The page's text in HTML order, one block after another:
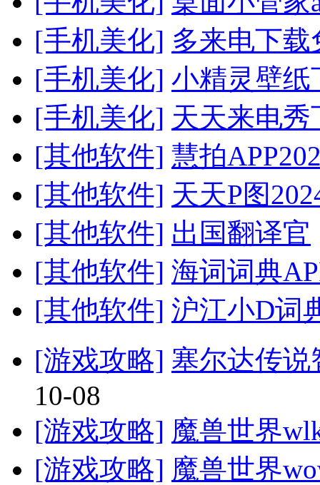
[手机美化] 多来电下载
[手机美化] 小精灵壁纸
[手机美化] 天天来电秀
[其他软件] 慧拍
[其他软件] 天天P图
[其他软件] 出国翻译官
[其他软件] 海词词典
[其他软件] 沪江小D词
[游戏攻略] 塞尔达传
10-08
[游戏攻略] 魔兽世界
[游戏攻略] 魔兽世界